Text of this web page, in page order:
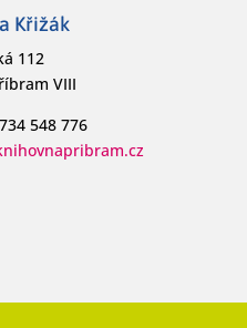
Křižák
112
VIII
548 776